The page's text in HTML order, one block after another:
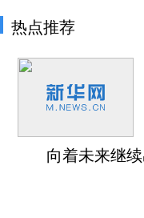
热点推荐
向着未来继